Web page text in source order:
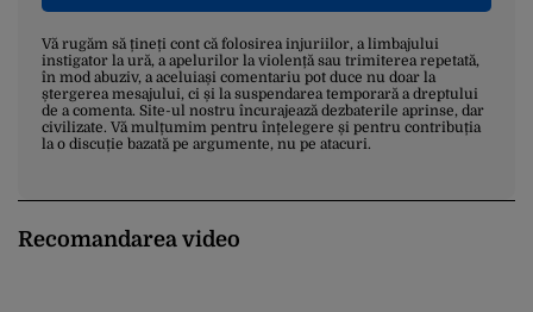
Vă rugăm să țineți cont că folosirea injuriilor, a limbajului
instigator la ură, a apelurilor la violență sau trimiterea repetată,
în mod abuziv, a aceluiași comentariu pot duce nu doar la
ștergerea mesajului, ci și la suspendarea temporară a dreptului
de a comenta. Site-ul nostru încurajează dezbaterile aprinse, dar
civilizate. Vă mulțumim pentru înțelegere și pentru contribuția
la o discuție bazată pe argumente, nu pe atacuri.
Recomandarea video